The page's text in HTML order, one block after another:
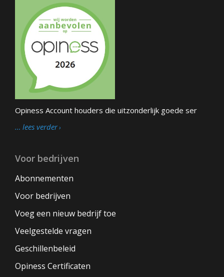
Opiness Account houders die uitzonderlijk goede ser
… lees verder
Voor bedrijven
Abonnementen
Voor bedrijven
Voeg een nieuw bedrijf toe
Veelgestelde vragen
Geschillenbeleid
Opiness Certificaten